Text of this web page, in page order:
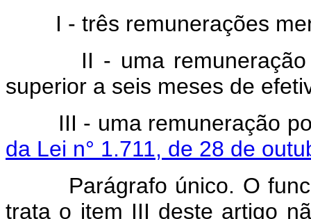
I - três remunerações
II - uma remuneração
superior a seis meses de
III - uma remuneração
da Lei n° 1.711, de 28 de
Parágrafo único. O
trata o item III deste artigo